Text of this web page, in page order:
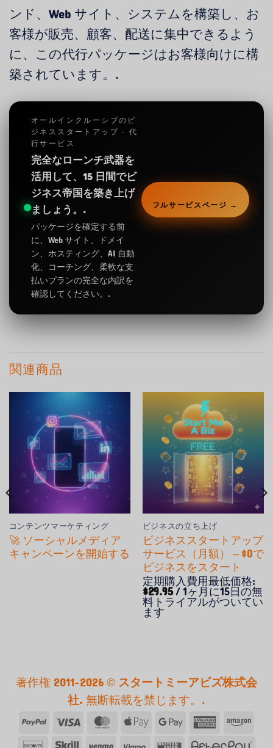
ンド、Web サイト、システムを構築し、お
客様が販売、顧客、配送に集中できるよう
に、この代行パッケージはお客様向けに構
築されています。.
オールインクルーシブのビ
ジネススタートアップ · 代
行サービス
完全なローンチ武器を
活用して、15 日間でビ
ジネス帝国を築き上げ
ましょう。.
パッケージを確定する前
に、Web サイト、ドメイ
ン、ホスティング、AI 自動
化、コーチング、柔軟な支
払いプランの完全な内訳を
確認してください。.
フルサービスページ →
関連商品
コンテンツマーケティング
🚀 ソーシャルメディア
キャンペーンを開始する
ビジネスの立ち上げ
ビジネススタートアップ
サービス（月額） – $0で
ビジネスをスタート
定期購入費用最低価格:
$29.95/ 1ヶ月に15日の無
料トライアルがついてい
ます
著作権 2011-2026 ©スタートミーアビズ株式会
社.無断転載を禁じます。.
ペ
イ
ビ
ザ
マ
ス
ア
ッ
Google
ペ
ア
メ
ア
マ